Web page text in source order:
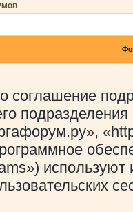
соглашение